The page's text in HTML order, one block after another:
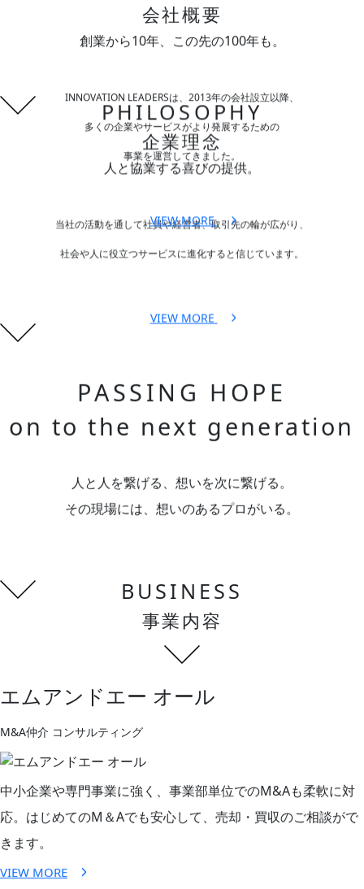
PASSING HOPE
on to the next generation
人と人を繋げる、想いを次に繋げる。
その現場には、想いのあるプロがいる。
PHILOSOPHY
企業理念
人と協業する喜びの提供。
当社の活動を通して社員や経営者、取引先の輪が広がり、
社会や人に役立つサービスに進化すると信じています。
VIEW MORE
会社概要
創業から10年、この先の100年も。
INNOVATION LEADERSは、2013年の会社設立以降、
多くの企業やサービスがより発展するための
事業を運営してきました。
VIEW MORE
BUSINESS
事業内容
エムアンドエー オール
M&A仲介 コンサルティング
中小企業や専門事業に強く、事業部単位でのM&Aも柔軟に対
応。はじめてのM＆Aでも安心して、売却・買収のご相談がで
きます。
VIEW MORE